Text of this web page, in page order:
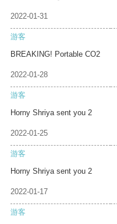
2022-01-31
游客
BREAKING! Portable CO2
2022-01-28
游客
Horny Shriya sent you 2
2022-01-25
游客
Horny Shriya sent you 2
2022-01-17
游客